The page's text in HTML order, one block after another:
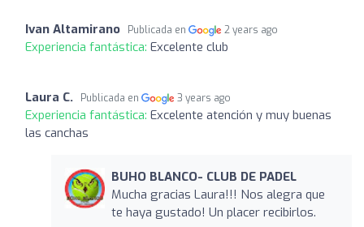
Ivan Altamirano Publicada en 2 years ago
Experiencia fantástica: Excelente club
Laura C. Publicada en 3 years ago
Experiencia fantástica: Excelente atención y muy buenas
las canchas
BUHO BLANCO- CLUB DE PADEL
Mucha gracias Laura!!! Nos alegra que
te haya gustado! Un placer recibirlos.